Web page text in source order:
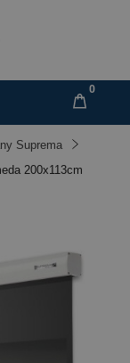
Suprema
200x113cm